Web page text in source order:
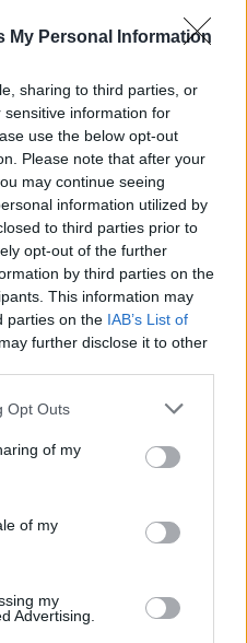
My Personal Information
sharing to third parties, or
information for
use the below opt-out
Please note that after your
may continue seeing
information utilized by
to third parties prior to
opt-out of the further
by third parties on the
This information may
parties on the IAB’s List of
further disclose it to other
Opt Outs
of my
of my
my
Advertising.